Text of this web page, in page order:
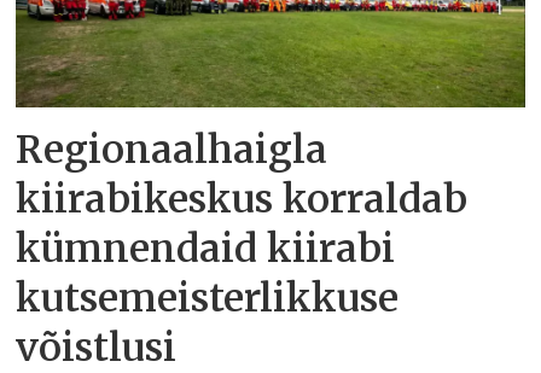
Regionaalhaigla
kiirabikeskus korraldab
kümnendaid kiirabi
kutsemeisterlikkuse
võistlusi